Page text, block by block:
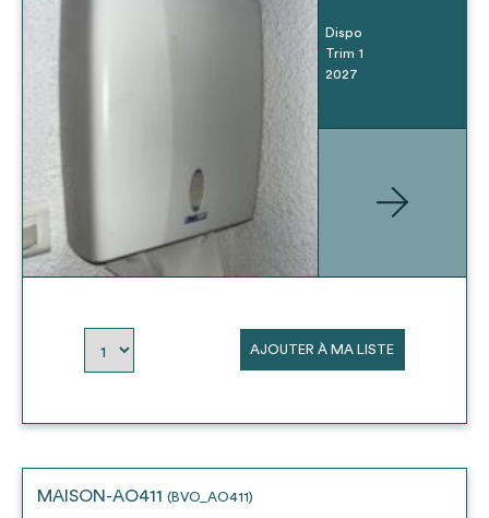
Dispo
Trim 1
2027
AJOUTER À MA LISTE
MAISON-AO411 (BVO_AO411)